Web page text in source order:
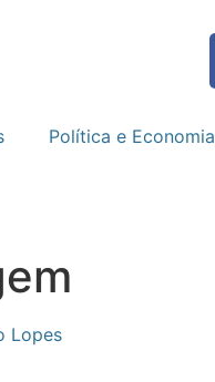
Política e Economia
Lopes